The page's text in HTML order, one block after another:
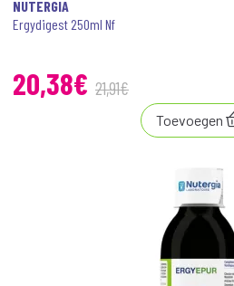
NUTERGIA
Ergydigest 250ml Nf
20,38€ 21,91€
Toevoegen